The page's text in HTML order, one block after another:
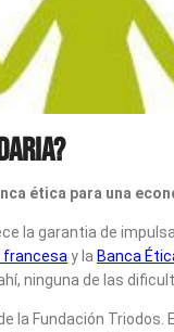
ética para una
la garantia de
francesa y la Banca
ninguna de las
la Fundación